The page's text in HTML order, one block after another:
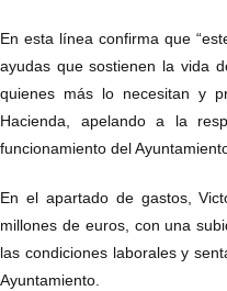
En esta línea confirma que
ayudas que sostienen la vida
quienes más lo necesitan y
Hacienda, apelando a la
funcionamiento del
En el apartado de gastos,
millones de euros, con una
las condiciones laborales y
Ayuntamiento.